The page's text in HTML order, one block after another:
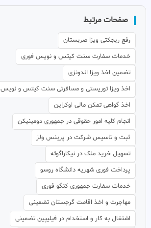
صفحات مرتبط
رفع ریجکتی ویزا صربستان
خدمات سفارت سنت کیتس و نویس فوری
تضمین اخذ ویزا اندونزی
اخذ ویزا توریستی و مسافرتی سنت کیتس و نویس
اخذ گواهی تمکن مالی اوکراین
انجام کلیه امور حقوقی در جمهوری دومینیکن
ثبت و تاسیس شرکت در پرینس ولز
تسهیل خرید ملک در نیکاراگوئه
پرداخت فوری شهریه دانشگاه روسو
خدمات سفارت جمهوری کنگو فوری
مهاجرت و اخذ اقامت گرجستان تضمینی
اشتغال به کار و استخدام در فیلیپین تضمینی